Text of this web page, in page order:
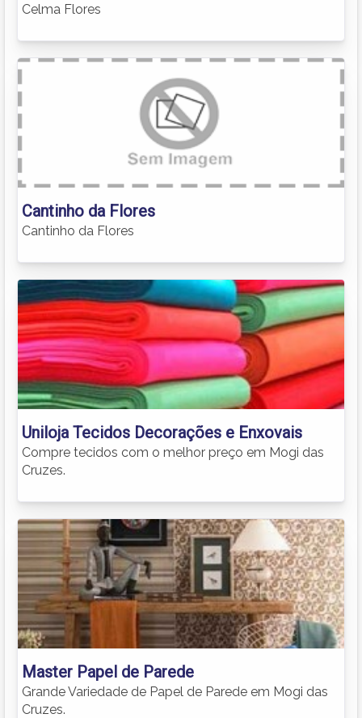
Celma Flores
Cantinho da Flores
Cantinho da Flores
Uniloja Tecidos Decorações e Enxovais
Compre tecidos com o melhor preço em Mogi das
Cruzes.
Master Papel de Parede
Grande Variedade de Papel de Parede em Mogi das
Cruzes.